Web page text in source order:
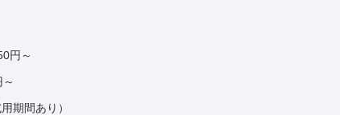
円～
期間あり）